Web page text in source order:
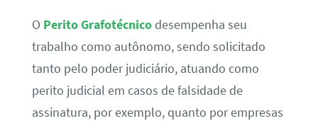
O Perito Grafotécnicodesempenha seu
trabalho como autônomo, sendo solicitado
tanto pelo poder judiciário, atuando como
perito judicial em casos de falsidade de
assinatura, por exemplo, quanto por empresas